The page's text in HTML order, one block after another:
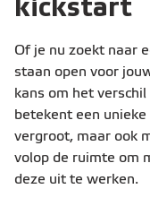
kickstart
Of je nu zoekt naar
staan open voor
kans om het
betekent een
vergroot, maar ook
volop de ruimte om
deze uit te werken.